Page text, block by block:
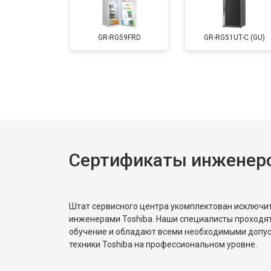
Замена мотор-компрессора
Замена реле
GR-RG59FRD GR-RG51UT-C (GU)
Сертификаты
Штат сервисного центра укомплектован
инженерами Toshiba. Наши специалисты
обучение и обладают всеми необходимыми
техники Toshiba на профессиональном уровне.